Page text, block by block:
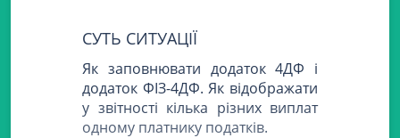
СУТЬ СИТУАЦІЇ
Як заповнювати додаток 4ДФ і
додаток ФІЗ-4ДФ. Як відображати
у звітності кілька різних виплат
одному платнику податків.